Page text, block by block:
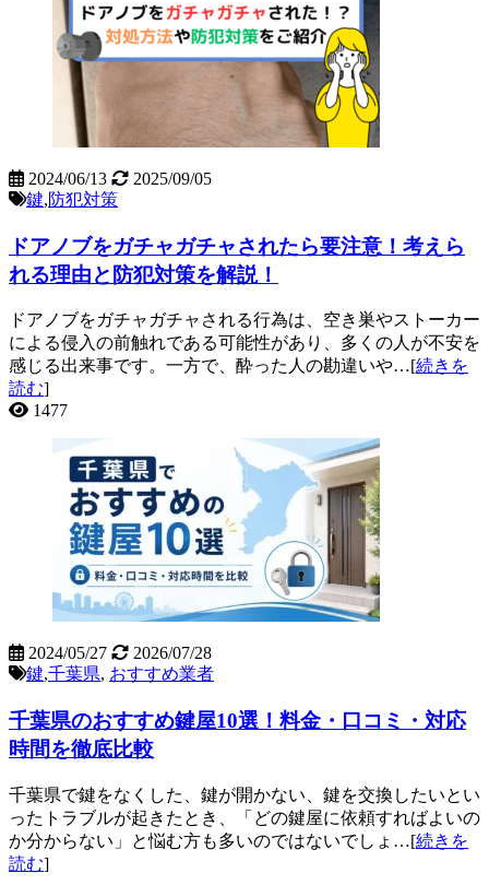
2024/06/13
2025/09/05
鍵,防犯対策
ドアノブをガチャガチャされたら要注意！考えら
れる理由と防犯対策を解説！
ドアノブをガチャガチャされる行為は、空き巣やストーカー
による侵入の前触れである可能性があり、多くの人が不安を
感じる出来事です。一方で、酔った人の勘違いや…[続きを
読む]
1477
2024/05/27
2026/07/28
鍵,千葉県, おすすめ業者
千葉県のおすすめ鍵屋10選！料金・口コミ・対応
時間を徹底比較
千葉県で鍵をなくした、鍵が開かない、鍵を交換したいとい
ったトラブルが起きたとき、「どの鍵屋に依頼すればよいの
か分からない」と悩む方も多いのではないでしょ…[続きを
読む]